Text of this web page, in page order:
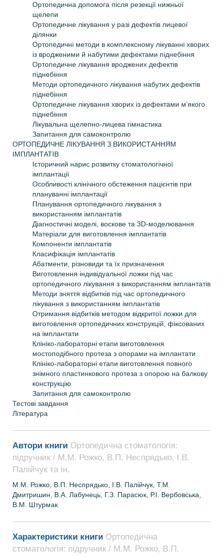
Ортопедична допомога після резекції нижньої
щелепи
Ортопедичне лікування у разі дефектів лицевої
ділянки
Ортопедичні методи в комплексному лікуванні хворих
із вродженими й набутими дефектами піднебіння
Ортопедичне лікування вроджених дефектів
піднебіння
Методи ортопедичного лікування набутих дефектів
піднебіння
Ортопедичне лікування хворих із дефектами м’якого
піднебіння
Лікувальна щелепно-лицева гімнастика
Запитання для самоконтролю
ОРТОПЕДИЧНЕ ЛІКУВАННЯ З ВИКОРИСТАННЯМ
ІМПЛАНТАТІВ
Історичний нарис розвитку стоматологічної
імплантації
Особливості клінічного обстеження пацієнтів при
плануванні імплантації
Планування ортопедичного лікування з
використанням імплантатів
Діагностичні моделі, воскове та 3D-моделювання
Матеріали для виготовлення імплантатів
Компоненти імплантатів
Класифікація імплантатів
Абатменти, різновиди та їх призначення
Виготовлення індивідуальної ложки під час
ортопедичного лікування з використанням імплантатів
Методи зняття відбитків під час ортопедичного
лікування з використанням імплантатів
Отримання відбитків методом відкритої ложки для
виготовлення ортопедичних конструкцій, фіксованих
на імплантати
Клініко-лабораторні етапи виготовлення
мостоподібного протеза з опорами на імплантати
Клініко-лабораторні етапи виготовлення повного
знімного пластинкового протеза з опорою на балкову
конструкцію
Запитання для самоконтролю
Тестові завдання
Література
Автори книги Ортопедична стоматологія:
підручник / М.М. Рожко, В.П. Неспрядько, І.В.
Палійчук та ін.
М.М. Рожко, В.П. Неспрядько, І.В. Палійчук, Т.М.
Дмитришин, В.А. Лабунець, Г.З. Парасюк, Р.І. Вербовська,
В.М. Штурмак
Характеристики книги Ортопедична
стоматологія: підручник / М.М. Рожко, В.П.